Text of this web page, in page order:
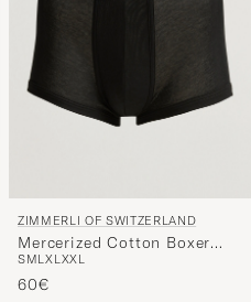
ZIMMERLI OF SWITZERLAND
Mercerized Cotton Boxer
Briefs Black
SMLXLXXL
60€